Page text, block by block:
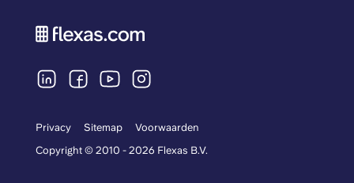
Privacy Sitemap
Voorwaarden
Copyright © 2010 - 2026 Flexas B.V.